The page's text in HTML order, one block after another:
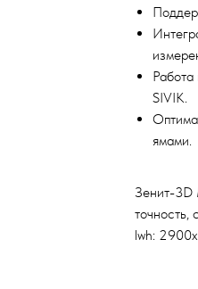
SIVIK.
ямами.
Зенит-3D
точность,
lwh: